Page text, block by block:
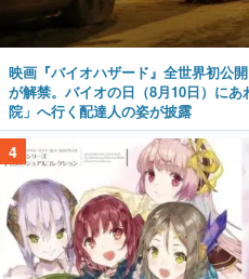
映画『バイオハザード』全世界初公
が解禁。バイオの日（8月10日）に
院」へ行く配達人の姿が披露
4